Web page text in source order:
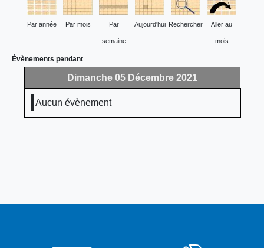
Par année Par mois Par
semaine
Aujourd'hui Rechercher Aller au
mois
Évènements pendant
Dimanche 05 Décembre 2021
Aucun évènement